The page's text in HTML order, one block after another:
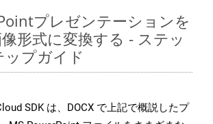
プレゼンテーションを
形式に変換する - ステッ
プガイド
SDK は、DOCX で上記で概説したプ